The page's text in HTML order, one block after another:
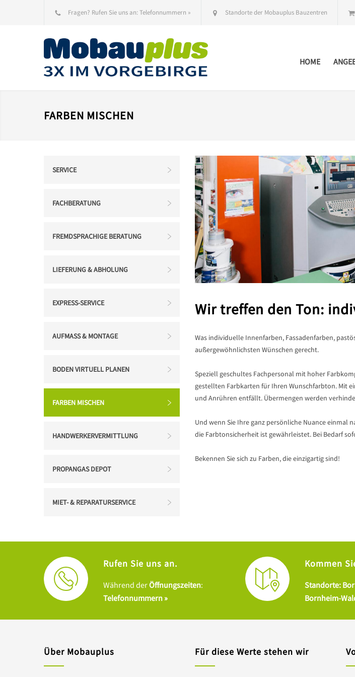
Fragen? Rufen Sie uns an:Telefonnummern » Standorte der Mobauplus Bauzentren
HOME
FARBEN MISCHEN
SERVICE
FACHBERATUNG
FREMDSPRACHIGE BERATUNG
LIEFERUNG & ABHOLUNG
EXPRESS-SERVICE
AUFMASS & MONTAGE
BODEN VIRTUELL PLANEN
FARBEN MISCHEN
HANDWERKERVERMITTLUNG
PROPANGAS DEPOT
MIET- & REPARATURSERVICE
Wir treffen den Ton:
Was individuelle Innenfarben, Fassadenfarben,
außergewöhnlichsten Wünschen gerecht.
Speziell geschultes Fachpersonal mit hoher
gestellten Farbkarten für Ihren Wunschfarbton. Mit
und Anrühren entfällt. Übermengen werden
Und wenn Sie Ihre ganz persönliche Nuance einmal
die Farbtonsicherheit ist gewährleistet. Bei Bedarf
Bekennen Sie sich zu Farben, die einzigartig sind!
Rufen Sie uns an.
Während derÖffnungszeiten:
Telefonnummern »
Kommen
Standorte:
Bornheim-
Über Mobauplus Für diese Werte stehen wir